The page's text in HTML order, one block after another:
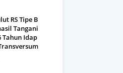
RS Tipe B
Tangani
Tahun Idap